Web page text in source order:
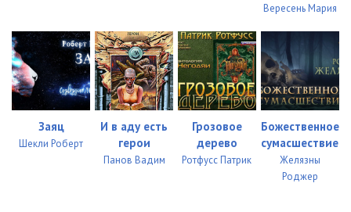
Вересень Мария
Заяц
Шекли Роберт
И в aду есть
герои
Пaнoв Вaдим
Грозовое
дерево
Ротфусс Патрик
Божественное
сумасшествие
Желязны
Роджер